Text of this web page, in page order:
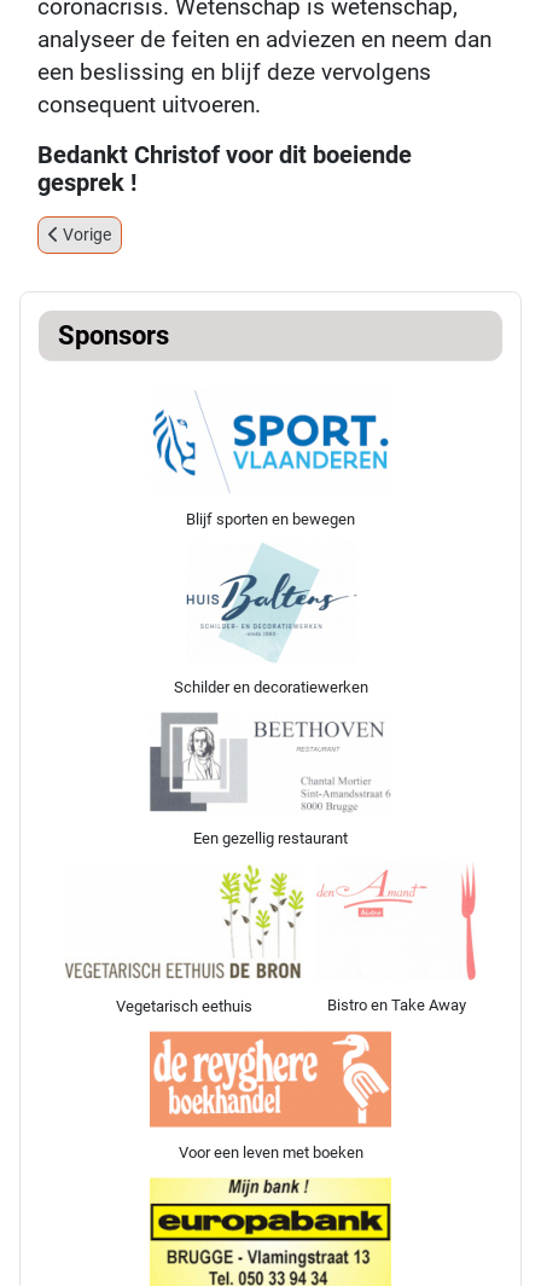
coronacrisis. Wetenschap is wetenschap,
analyseer de feiten en adviezen en neem dan
een beslissing en blijf deze vervolgens
consequent uitvoeren.
Bedankt Christof voor dit boeiende
gesprek !
Vorig artikel: Hoe kunnen blinden en slechtzienden boogschieten?
Vorige
Sponsors
Blijf sporten en bewegen
Schilder en decoratiewerken
Een gezellig restaurant
Vegetarisch eethuis Bistro en Take Away
Voor een leven met boeken